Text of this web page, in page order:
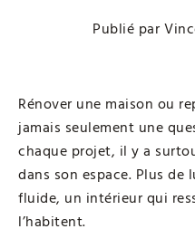
Publié par
Rénover une maison ou
jamais seulement une
chaque projet, il y a
dans son espace. Plus
fluide, un intérieur qui
l’habitent.